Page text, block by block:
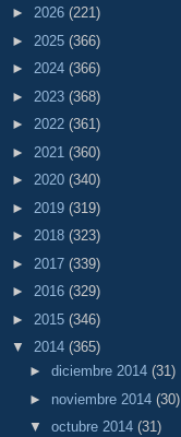
► 2026 (221)
► 2025 (366)
► 2024 (366)
► 2023 (368)
► 2022 (361)
► 2021 (360)
► 2020 (340)
► 2019 (319)
► 2018 (323)
► 2017 (339)
► 2016 (329)
► 2015 (346)
▼ 2014 (365)
► diciembre 2014 (31)
► noviembre 2014 (30)
▼ octubre 2014 (31)